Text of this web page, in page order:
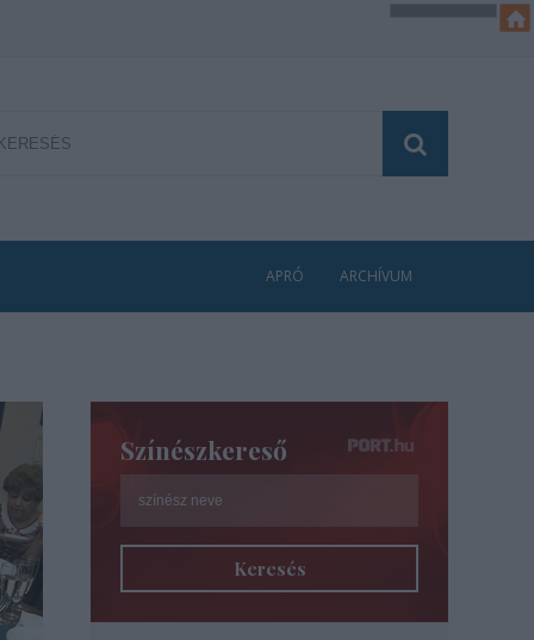
APRÓ ARCHÍVUM
Színészkereső
Keresés